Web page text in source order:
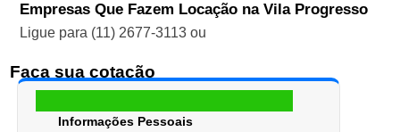
Empresas Que Fazem Locação na Vila Progresso
Ligue para (11) 2677-3113ou
Faça sua cotação
Informações Pessoais